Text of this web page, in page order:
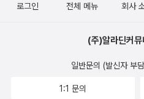
한 어린 시인의 감성적 항거에
로 보기 시작했으며, 시의 사회적
역할을 강조했다. 당신이 어두운 세수를 할 때
가고, 가는 길 신화적 상상력, 위
로그인 전체 메뉴 회사
(주)알라딘커뮤
일반문의 (발신자 부
1:1 문의